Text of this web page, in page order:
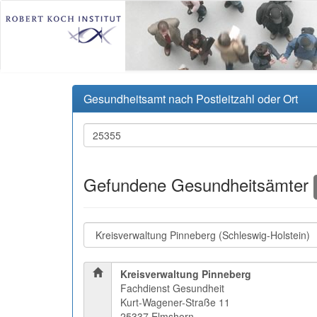
Gesundheitsamt nach Postleitzahl oder Ort
Gefundene Gesundheitsämter
Kreisverwaltung Pinneberg
Fachdienst Gesundheit
Kurt-Wagener-Straße 11